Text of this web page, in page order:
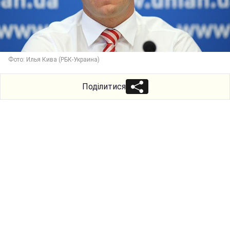
Фото: Илья Кива (РБК-Украина)
Поділитися